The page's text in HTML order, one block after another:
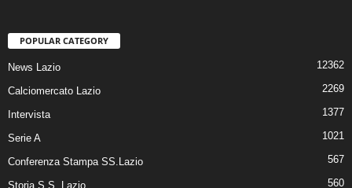
POPULAR CATEGORY
News Lazio 12362
Calciomercato Lazio 2269
Intervista 1377
Serie A 1021
Conferenza Stampa SS.Lazio 567
Storia S.S. Lazio 560